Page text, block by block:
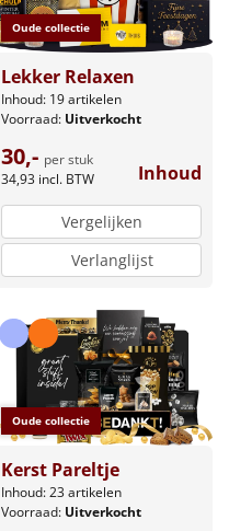
Oude collectie
Lekker Relaxen
Inhoud: 19 artikelen
Voorraad: Uitverkocht
30,- per stuk
34,93 incl. BTW Inhoud
Vergelijken
Verlanglijst
Oude collectie
Kerst Pareltje
Inhoud: 23 artikelen
Voorraad: Uitverkocht